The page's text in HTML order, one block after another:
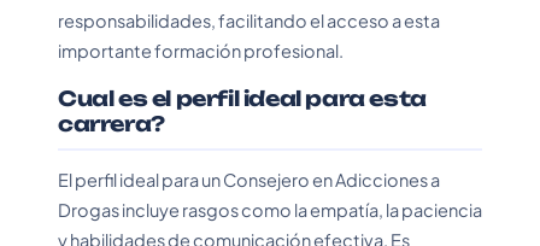
responsabilidades, facilitando el acceso a esta
importante formación profesional.
Cual es el perfil ideal para esta
carrera?
El perfil ideal para un Consejero en Adicciones a
Drogas incluye rasgos como la empatía, la paciencia
y habilidades de comunicación efectiva. Es